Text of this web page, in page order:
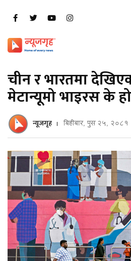
चीन र भारतमा
मेटान्यूमो भाइरस के
न्यूजगृह बिहीबार, पुस २५, २०८१